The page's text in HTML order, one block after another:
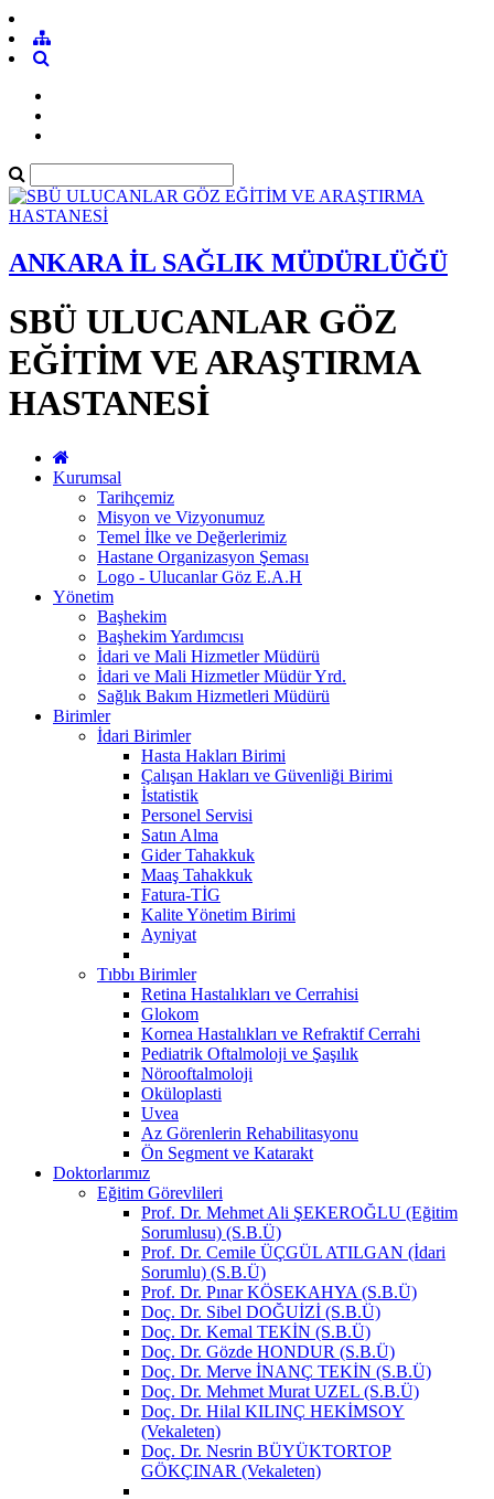
ANKARA İL SAĞLIK MÜDÜRLÜĞÜ
SBÜ ULUCANLAR GÖZ
EĞİTİM VE ARAŞTIRMA
HASTANESİ
Kurumsal
Tarihçemiz
Misyon ve Vizyonumuz
Temel İlke ve Değerlerimiz
Hastane Organizasyon Şeması
Logo - Ulucanlar Göz E.A.H
Yönetim
Başhekim
Başhekim Yardımcısı
İdari ve Mali Hizmetler Müdürü
İdari ve Mali Hizmetler Müdür Yrd.
Sağlık Bakım Hizmetleri Müdürü
Birimler
İdari Birimler
Hasta Hakları Birimi
Çalışan Hakları ve Güvenliği Birimi
İstatistik
Personel Servisi
Satın Alma
Gider Tahakkuk
Maaş Tahakkuk
Fatura-TİG
Kalite Yönetim Birimi
Ayniyat
Tıbbı Birimler
Retina Hastalıkları ve Cerrahisi
Glokom
Kornea Hastalıkları ve Refraktif Cerrahi
Pediatrik Oftalmoloji ve Şaşılık
Nörooftalmoloji
Oküloplasti
Uvea
Az Görenlerin Rehabilitasyonu
Ön Segment ve Katarakt
Doktorlarımız
Eğitim Görevlileri
Prof. Dr. Mehmet Ali ŞEKEROĞLU (Eğitim
Sorumlusu) (S.B.Ü)
Prof. Dr. Cemile ÜÇGÜL ATILGAN (İdari
Sorumlu) (S.B.Ü)
Prof. Dr. Pınar KÖSEKAHYA (S.B.Ü)
Doç. Dr. Sibel DOĞUİZİ (S.B.Ü)
Doç. Dr. Kemal TEKİN (S.B.Ü)
Doç. Dr. Gözde HONDUR (S.B.Ü)
Doç. Dr. Merve İNANÇ TEKİN (S.B.Ü)
Doç. Dr. Mehmet Murat UZEL (S.B.Ü)
Doç. Dr. Hilal KILINÇ HEKİMSOY
(Vekaleten)
Doç. Dr. Nesrin BÜYÜKTORTOP
GÖKÇINAR (Vekaleten)